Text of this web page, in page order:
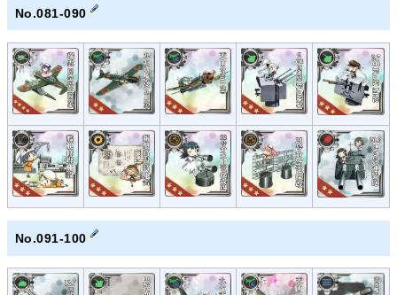
No.081-090
No.091-100